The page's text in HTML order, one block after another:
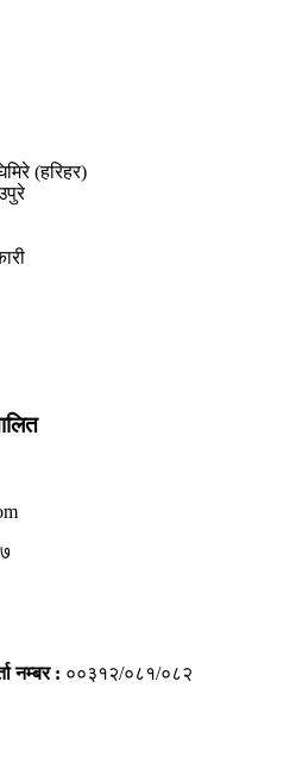
(हरिहर)
नम्बर : ००३१२/०८१/०८२